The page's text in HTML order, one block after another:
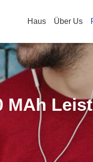
Haus Über Us
MAh